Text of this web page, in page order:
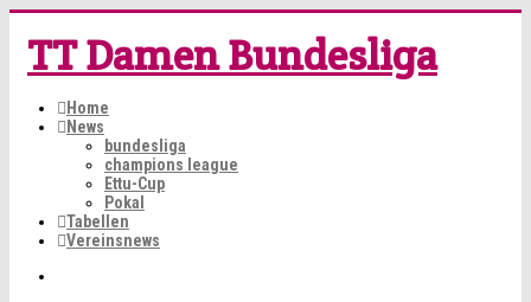
TT Damen Bundesliga
Home
News
bundesliga
champions league
Ettu-Cup
Pokal
Tabellen
Vereinsnews